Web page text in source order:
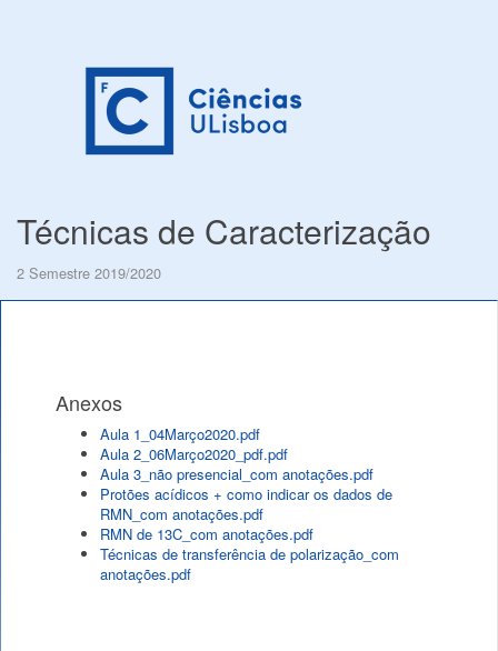
Técnicas de Caracterização
2 Semestre 2019/2020
Anexos
Aula 1_04Março2020.pdf
Aula 2_06Março2020_pdf.pdf
Aula 3_não presencial_com anotações.pdf
Protões acídicos + como indicar os dados de
RMN_com anotações.pdf
RMN de 13C_com anotações.pdf
Técnicas de transferência de polarização_com
anotações.pdf